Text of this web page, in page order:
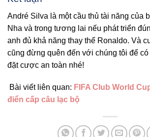
André Silva là một cầu thủ tài năng của
Nha và trong tương lai nếu phát triển
anh đủ khả năng thay thế Ronaldo. Và
cũng đừng quên đến với chúng tôi để
đặt cược an toàn nhé!
Bài viết liên quan: FIFA Club World
điển cấp câu lạc bộ